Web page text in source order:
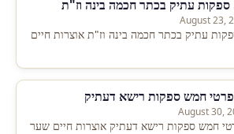
August 23,
ההקדמות 71. ספקות עתיק בכתר חכמה בינה וז"ת אוצרות חיים
August 30,
ההקדמות 72 פרטי חמש ספקות רישא דעתיק אוצרות חיים שער